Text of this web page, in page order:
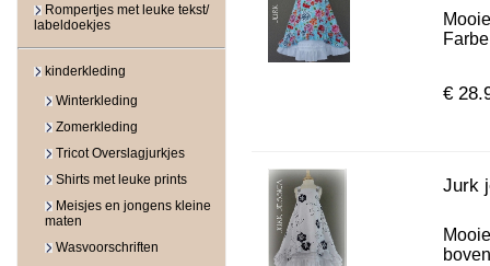
Rompertjes met leuke tekst/
labeldoekjes
kinderkleding
Winterkleding
Zomerkleding
Tricot Overslagjurkjes
Shirts met leuke prints
Meisjes en jongens kleine
maten
Wasvoorschriften
€
Jurk